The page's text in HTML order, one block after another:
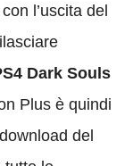
l’uscita del
Dark Souls
Plus è quindi
del